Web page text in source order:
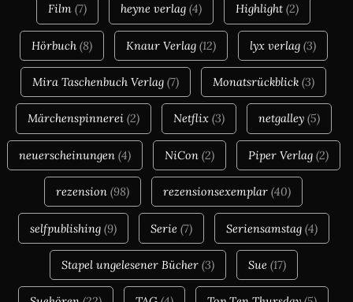
Film (7) heyne verlag (4) Highlight (2)
Hörbuch(8) Knaur Verlag(12) lyx verlag(3)
Mira Taschenbuch Verlag (7) Monatsrückblick (3)
Märchenspinnerei(2) Netflix(3) netgalley(5)
neuerscheinungen(4) NiCon(2) Piper Verlag(2)
rezension (98) rezensionsexemplar (40)
selfpublishing(9) Serie (7) Seriensamstag(4)
Stapel ungelesener Bücher(3) Sue (17)